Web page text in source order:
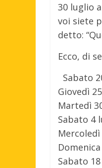
30 luglio
voi siete
detto:
Ecco, di
Sabato
Giovedì
Martedì
Sabato 4
Mercoledì
Sabato